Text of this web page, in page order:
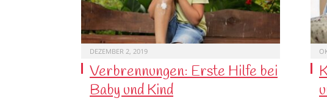
DEZEMBER 2, 2019
Verbrennungen: Erste Hilfe bei
Baby und Kind